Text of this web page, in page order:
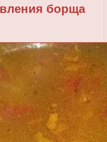
борща